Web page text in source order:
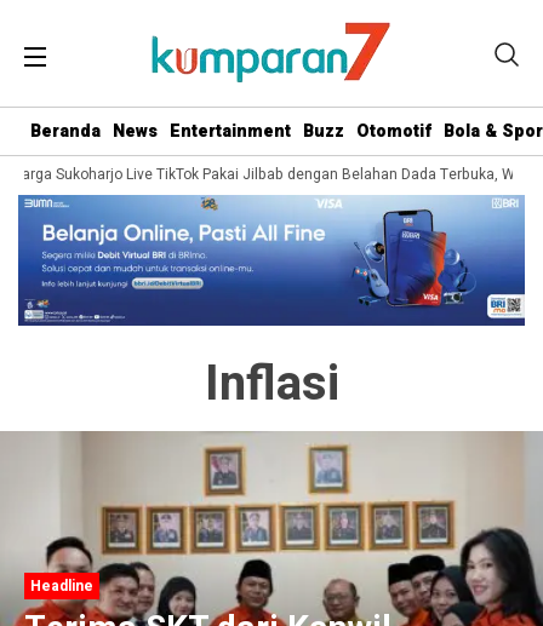
Beranda News Entertainment Buzz Otomotif Bola &
Sukoharjo Live TikTok Pakai Jilbab dengan Belahan Dada Terbuka,
Inflasi
Headline